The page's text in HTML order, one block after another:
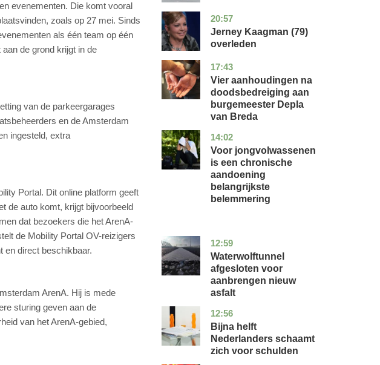
evenementen. Die komt vooral
zoals op 27 mei. Sinds
als één team op één
de grond krijgt in de
van de parkeergarages
en de Amsterdam
ingesteld, extra
Portal. Dit online platform geeft
de auto komt, krijgt bijvoorbeeld
dat bezoekers die het ArenA-
de Mobility Portal OV-reizigers
en direct beschikbaar.
ArenA. Hij is mede
sturing geven aan de
van het ArenA-gebied,
20:57
noord-
glossy
Jerney Kaagman (79)
overleden
17:43
noord-
brabant
nieuws
Vier aanhoudingen na
doodsbedreiging aan
burgemeester Depla
van Breda
14:02
utrecht
gezondheid
Voor jongvolwassenen
is een chronische
aandoening
belangrijkste
belemmering
12:59
noord-
holland
nieuws
Waterwolftunnel
afgesloten voor
aanbrengen nieuw
asfalt
12:56
noord-
holland
economie
Bijna helft
Nederlanders schaamt
zich voor schulden